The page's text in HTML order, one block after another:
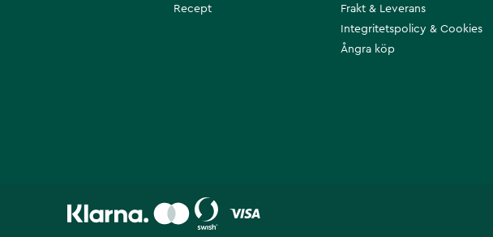
Frakt & Leverans
Integritetspolicy & Cookies
Ångra köp
Recept